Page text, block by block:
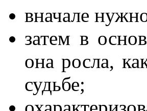
вначале
затем в
она росла,
судьбе;